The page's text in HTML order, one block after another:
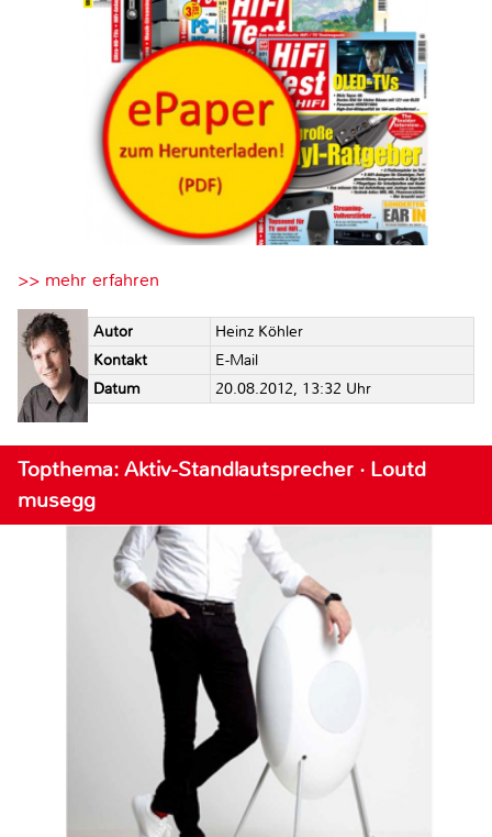
>> mehr erfahren
Autor
Heinz Köhler
Kontakt
E-Mail
Datum
20.08.2012, 13:32 Uhr
Topthema: Aktiv-Standlautsprecher · Loutd
musegg